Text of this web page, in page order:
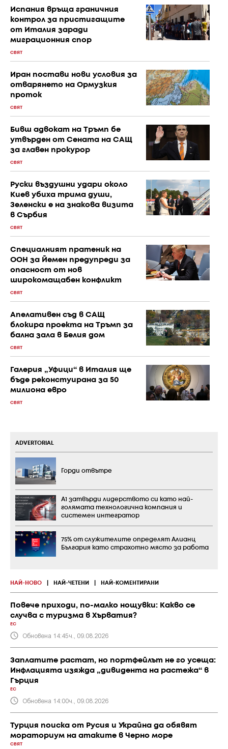
Испания връща граничния
контрол за пристигащите
от Италия заради
миграционния спор
СВЯТ
Иран постави нови условия за
отварянето на Ормузкия
проток
СВЯТ
Бивш адвокат на Тръмп бе
утвърден от Сената на САЩ
за главен прокурор
СВЯТ
Руски въздушни удари около
Киев убиха трима души,
Зеленски е на знакова визита
в Сърбия
СВЯТ
Специалният пратеник на
ООН за Йемен предупреди за
опасност от нов
широкомащабен конфликт
СВЯТ
Апелативен съд в САЩ
блокира проекта на Тръмп за
бална зала в Белия дом
СВЯТ
Галерия „Уфици“ в Италия ще
бъде реконстуирана за 50
милиона евро
СВЯТ
НАЙ-НОВО НАЙ-ЧЕТЕНИ НАЙ-КОМЕНТИРАНИ
Повече приходи, по-малко нощувки: Какво се
случва с туризма в Хърватия?
ЕС
Обновена 14:45ч., 09.08.2026
Заплатите растат, но портфейлът не го усеща:
Инфлацията изяжда „дивидента на растежа“ в
Гърция
ЕС
Обновена 14:00ч., 09.08.2026
Турция поиска от Русия и Украйна да обявят
мораториум на атаките в Черно море
СВЯТ
ADVERTORIAL
Горди отвътре
А1 затвърди лидерството си като най-
голямата технологична компания и
системен интегратор
75% от служителите определят Алианц
България като страхотно място за работа